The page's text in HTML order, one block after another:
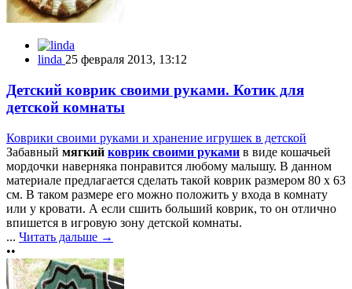
linda 25 февраля 2013, 13:12
Детский коврик своими руками. Котик для
детской комнаты
Коврики своими руками и хранение игрушек в детской
Забавный мягкий коврик своими руками в виде кошачьей
мордочки наверняка понравится любому малышу. В данном
материале предлагается сделать такой коврик размером 80 х 63
см. В таком размере его можно положить у входа в комнату
или у кровати. А если сшить больший коврик, то он отлично
впишется в игровую зону детской комнаты.
... Читать дальше →
••